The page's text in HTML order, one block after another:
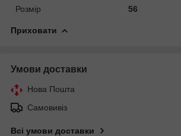
Розмір
56
Приховати
Умови доставки
Нова Пошта
Самовивіз
Всі умови доставки